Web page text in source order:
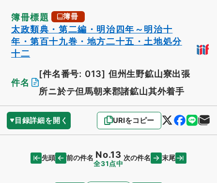
簿冊標題 簿冊
太政類典・第二編・明治四年～明治十
年・第百十九巻・地方二十五・土地処分
十二
件名
[件名番号: 013] 但州生野鉱山寮出張
所ニ於テ但馬朝来郡諸鉱山其外着手
目録詳細を開く URIをコピー
先頭 前の件名 No.13
全31点中
次の件名 末尾